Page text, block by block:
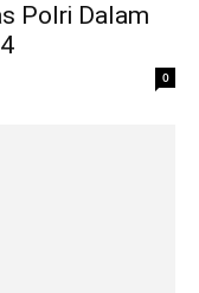
Polri Dalam
0